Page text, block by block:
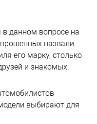
в данном вопросе на
назвали
его марку, столько
и знакомых.
выбирают для